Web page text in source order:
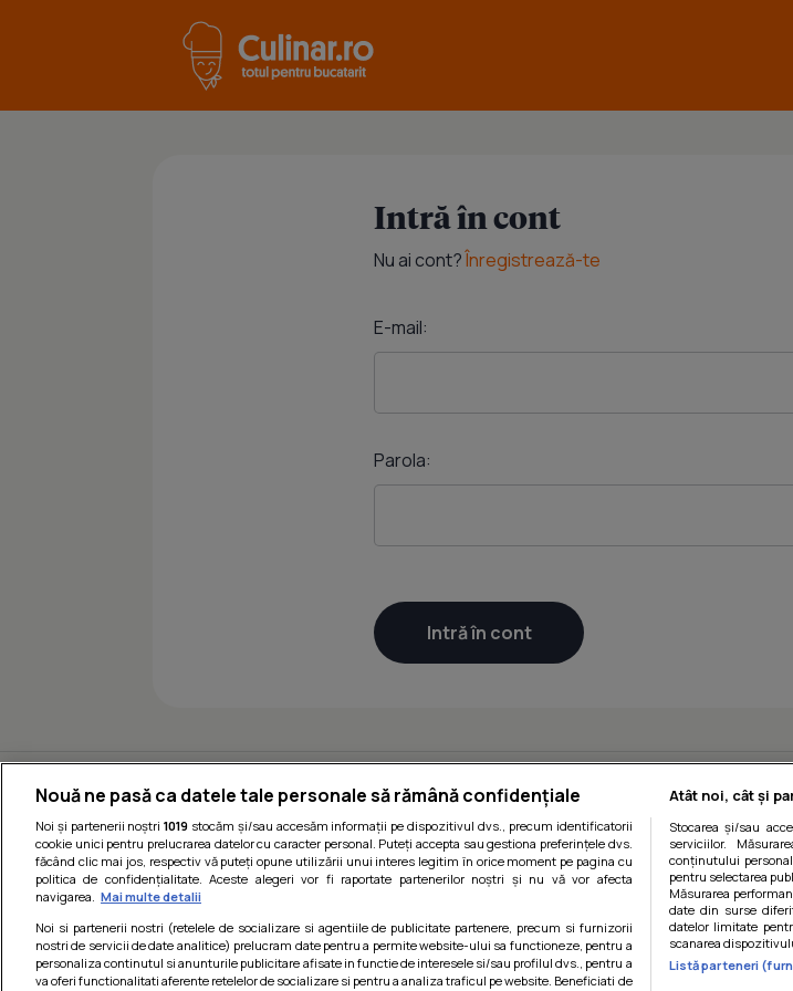
Intră în cont
Nu ai cont?Înregistrează-te
E-mail:
Parola:
Termeni si conditii|Politica de cookies Politica de
Nouă ne pasă ca datele tale personale să rămână confidențiale
Noi și partenerii noștri1019 stocăm și/sau accesăm informații pe dispozitivul dvs., precum identificatorii
cookie unici pentru prelucrarea datelor cu caracter personal. Puteți accepta sau gestiona preferințele dvs.
făcând clic mai jos, respectiv vă puteți opune utilizării unui interes legitim în orice moment pe pagina cu
politica de confidențialitate. Aceste alegeri vor fi raportate partenerilor noștri și nu vă vor afecta
navigarea. Mai multe detalii
Noi si partenerii nostri (retelele de socializare si agentiile de publicitate partenere, precum si furnizorii
nostri de servicii de date analitice) prelucram date pentru a permite website-ului sa functioneze, pentru a
personaliza continutul si anunturile publicitare afisate in functie de interesele si/sau profilul dvs., pentru a
va oferi functionalitati aferente retelelor de socializare si pentru a analiza traficul pe website. Beneficiati de
Atât noi, cât și
Stocarea și/sau
serviciilor.
conținutului
pentru selectarea
Măsurarea
date din surse
datelor limitate
scanarea
Listă parteneri